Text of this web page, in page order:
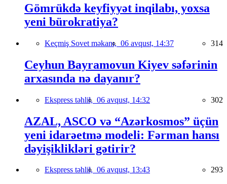
Gömrükdə keyfiyyət inqilabı, yoxsa
yeni bürokratiya?
Keçmiş Sovet məkanı, 06 avqust, 14:37 314
Ceyhun Bayramovun Kiyev səfərinin
arxasında nə dayanır?
Ekspress təhlil, 06 avqust, 14:32 302
AZAL, ASCO və “Azərkosmos” üçün
yeni idarəetmə modeli: Fərman hansı
dəyişiklikləri gətirir?
Ekspress təhlil, 06 avqust, 13:43 293